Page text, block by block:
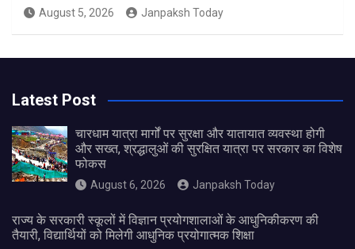
August 5, 2026 Janpaksh Today
Latest Post
चारधाम यात्रा मार्गों पर सुरक्षा और यातायात व्यवस्था होगी
और सख्त, श्रद्धालुओं की सुरक्षित यात्रा पर सरकार का विशेष
फोकस
August 6, 2026 Janpaksh Today
राज्य के सरकारी स्कूलों में विज्ञान प्रयोगशालाओं के आधुनिकीकरण की
तैयारी, विद्यार्थियों को मिलेगी आधुनिक प्रयोगात्मक शिक्षा